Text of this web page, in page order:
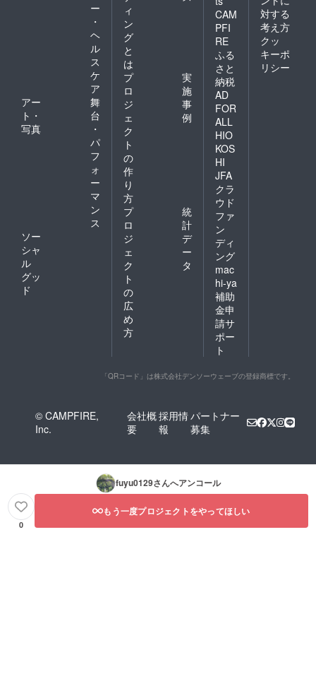
ー
・
ヘ
ル
ス
ケ
ア
アー
ト・
写真
舞
台
・
パ
フ
ォ
ー
マ
ン
ス
ソー
シャ
ル
グッ
ド
ィ
ン
グ
と
は
プ
ロ
ジ
ェ
ク
ト
の
作
り
方
実
施
事
例
プ
ロ
ジ
ェ
ク
ト
の
広
め
方
統
計
デ
ー
タ
CAM
PFI
RE
ふる
さと
納税
AD
FOR
ALL
HIO
KOS
HI
JFA
クラ
ウド
ファ
ン
ディ
ング
mac
hi-ya
補助
金申
請サ
ポー
ト
対する
考え方
クッ
キーポ
リシー
「QRコード」は株式会社デンソーウェーブの登録商標です。
© CAMPFIRE,
Inc.
会社概
要
採用情
報
パートナー
募集
fuyu0129さんへアンコール
0
もう一度プロジェクトをやってほしい